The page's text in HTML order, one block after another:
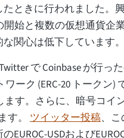
ときに行われました。
開始と複数の仮想通貨企
関心は低下しています。
で Coinbase が行っ
ーク (ERC-20 トークン)
ます。さらに、暗号コイ
す。 ツイッター投稿、こ
USDおよび